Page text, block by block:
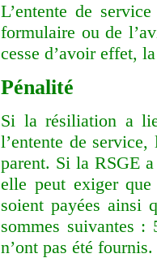
L’entente de
formulaire ou de
cesse d’avoir effet,
Pénalité
Si la résiliation a
l’entente de
parent. Si la RSGE
elle peut exiger
soient payées ainsi
sommes suivantes
n’ont pas été fournis.